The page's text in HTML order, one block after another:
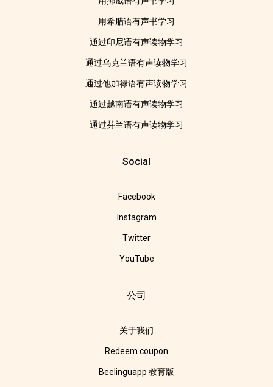
用希腊语有声书学习
通过印尼语有声读物学习
通过乌克兰语有声读物学习
通过他加禄语有声读物学习
通过越南语有声读物学习
通过芬兰语有声读物学习
Social
Facebook
Instagram
Twitter
YouTube
公司
关于我们
Redeem coupon
Beelinguapp 教育版